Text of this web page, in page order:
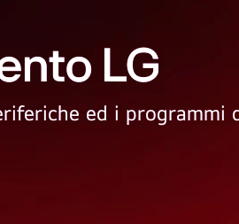
LG
ed i programmi